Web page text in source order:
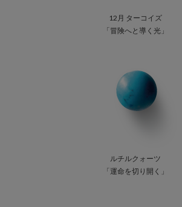
12月 ターコイズ
「冒険へと導く光」
ルチルクォーツ
「運命を切り開く」